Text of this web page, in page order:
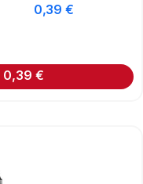
0,39 €
0,39 €